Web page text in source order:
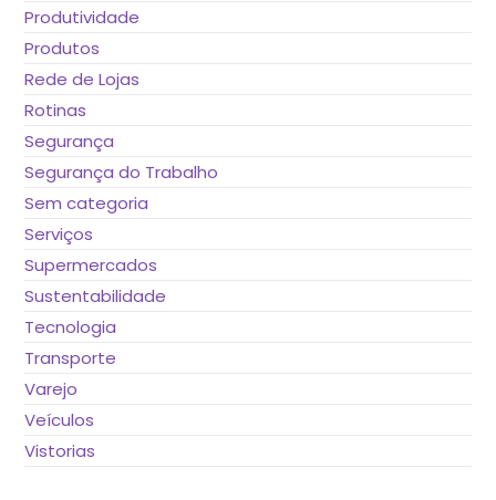
Produtividade
Produtos
Rede de Lojas
Rotinas
Segurança
Segurança do Trabalho
Sem categoria
Serviços
Supermercados
Sustentabilidade
Tecnologia
Transporte
Varejo
Veículos
Vistorias